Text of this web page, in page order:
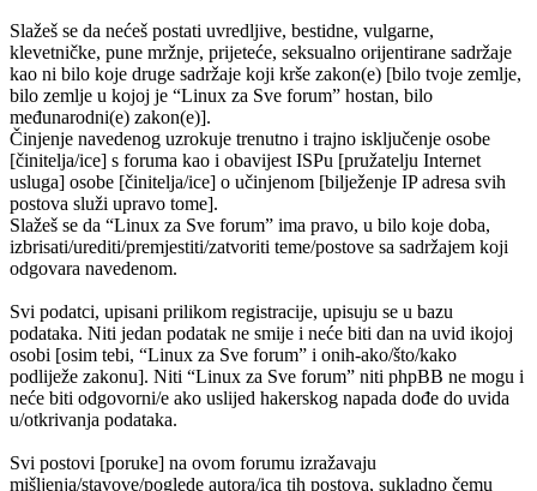
Slažeš se da nećeš postati uvredljive, bestidne, vulgarne,
klevetničke, pune mržnje, prijeteće, seksualno orijentirane sadržaje
kao ni bilo koje druge sadržaje koji krše zakon(e) [bilo tvoje zemlje,
bilo zemlje u kojoj je “Linux za Sve forum” hostan, bilo
međunarodni(e) zakon(e)].
Činjenje navedenog uzrokuje trenutno i trajno isključenje osobe
[činitelja/ice] s foruma kao i obavijest ISPu [pružatelju Internet
usluga] osobe [činitelja/ice] o učinjenom [bilježenje IP adresa svih
postova služi upravo tome].
Slažeš se da “Linux za Sve forum” ima pravo, u bilo koje doba,
izbrisati/urediti/premjestiti/zatvoriti teme/postove sa sadržajem koji
odgovara navedenom.
Svi podatci, upisani prilikom registracije, upisuju se u bazu
podataka. Niti jedan podatak ne smije i neće biti dan na uvid ikojoj
osobi [osim tebi, “Linux za Sve forum” i onih-ako/što/kako
podliježe zakonu]. Niti “Linux za Sve forum” niti phpBB ne mogu i
neće biti odgovorni/e ako uslijed hakerskog napada dođe do uvida
u/otkrivanja podataka.
Svi postovi [poruke] na ovom forumu izražavaju
mišljenja/stavove/poglede autora/ica tih postova, sukladno čemu